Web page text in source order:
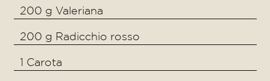
200 g Valeriana
200 g Radicchio rosso
1 Carota